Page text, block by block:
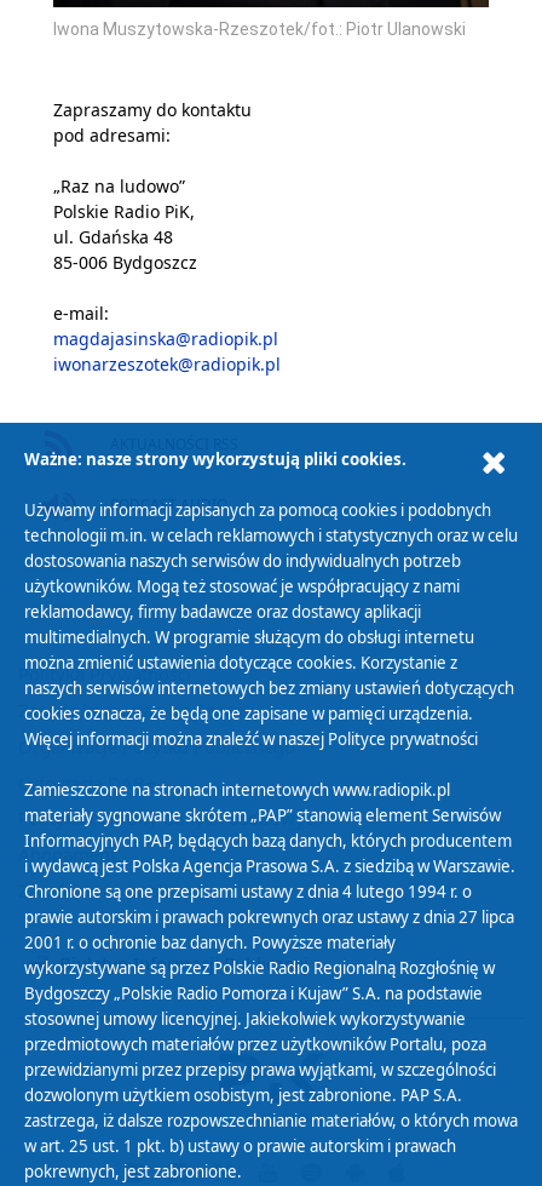
Iwona Muszytowska-Rzeszotek/fot.: Piotr Ulanowski
Zapraszamy do kontaktu
pod adresami:
„Raz na ludowo”
Polskie Radio PiK,
ul. Gdańska 48
85-006 Bydgoszcz
e-mail:
magdajasinska@radiopik.pl
iwonarzeszotek@radiopik.pl
PODCAST AUDIO
Polityka Prywatności
Zasady korzystania z Serwisu
Organizacje Pożytku Publicznego
Cyfryzacja DAB+
Polityka ochrony danych osobowych
Abonament
Zamówienia publiczne
Biuletyn Informacji Publicznej
Ważne: nasze strony wykorzystują pliki cookies.
Używamy informacji zapisanych za pomocą cookies i podobnych
technologii m.in. w celach reklamowych i statystycznych oraz w celu
dostosowania naszych serwisów do indywidualnych potrzeb
użytkowników. Mogą też stosować je współpracujący z nami
reklamodawcy, firmy badawcze oraz dostawcy aplikacji
multimedialnych. W programie służącym do obsługi internetu
można zmienić ustawienia dotyczące cookies. Korzystanie z
naszych serwisów internetowych bez zmiany ustawień dotyczących
cookies oznacza, że będą one zapisane w pamięci urządzenia.
Więcej informacji można znaleźć w naszej Polityce prywatności
Zamieszczone na stronach internetowych www.radiopik.pl
materiały sygnowane skrótem „PAP” stanowią element Serwisów
Informacyjnych PAP, będących bazą danych, których producentem
i wydawcą jest Polska Agencja Prasowa S.A. z siedzibą w Warszawie.
Chronione są one przepisami ustawy z dnia 4 lutego 1994 r. o
prawie autorskim i prawach pokrewnych oraz ustawy z dnia 27 lipca
2001 r. o ochronie baz danych. Powyższe materiały
wykorzystywane są przez Polskie Radio Regionalną Rozgłośnię w
Bydgoszczy „Polskie Radio Pomorza i Kujaw” S.A. na podstawie
stosownej umowy licencyjnej. Jakiekolwiek wykorzystywanie
przedmiotowych materiałów przez użytkowników Portalu, poza
przewidzianymi przez przepisy prawa wyjątkami, w szczególności
dozwolonym użytkiem osobistym, jest zabronione. PAP S.A.
zastrzega, iż dalsze rozpowszechnianie materiałów, o których mowa
w art. 25 ust. 1 pkt. b) ustawy o prawie autorskim i prawach
pokrewnych, jest zabronione.